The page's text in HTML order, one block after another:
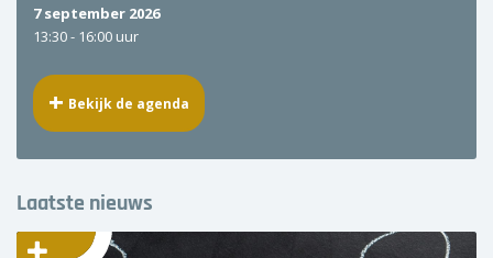
7 september 2026
13:30 - 16:00 uur
Bekijk de agenda
Laatste nieuws